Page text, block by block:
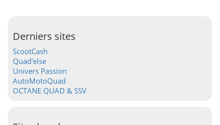
Derniers sites
ScootCash
Quad'else
Univers Passion
AutoMotoQuad
OCTANE QUAD & SSV